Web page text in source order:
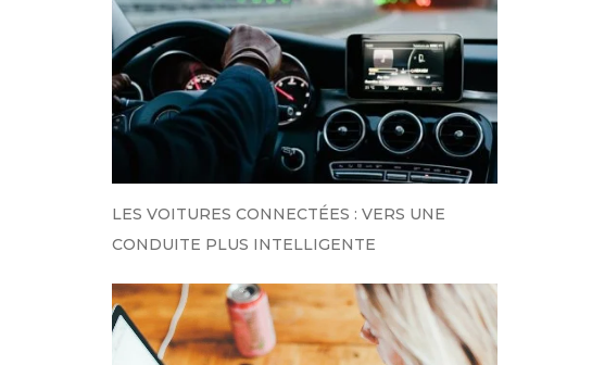
LES VOITURES CONNECTÉES : VERS UNE
CONDUITE PLUS INTELLIGENTE